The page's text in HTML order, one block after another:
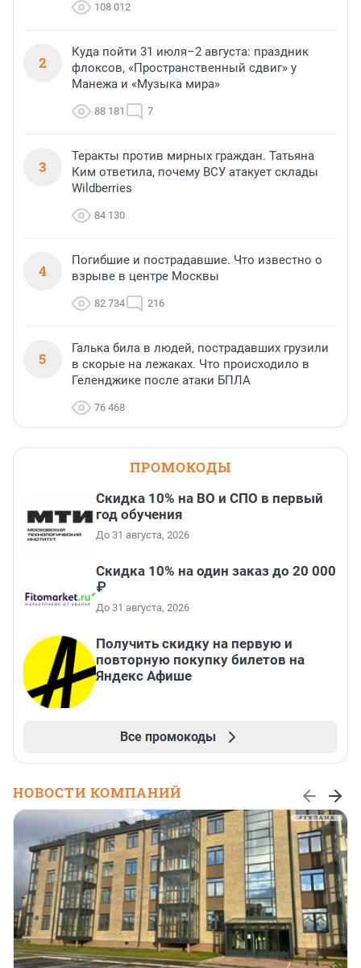
108 012
2
Куда пойти 31 июля–2 августа: праздник
флоксов, «Пространственный сдвиг» у
Манежа и «Музыка мира»
88 181 7
3
Теракты против мирных граждан. Татьяна
Ким ответила, почему ВСУ атакует склады
Wildberries
84 130
4
Погибшие и пострадавшие. Что известно о
взрыве в центре Москвы
82 734 216
5
Галька била в людей, пострадавших грузили
в скорые на лежаках. Что происходило в
Геленджике после атаки БПЛА
76 468
ПРОМОКОДЫ
Скидка 10% на ВО и СПО в первый
год обучения
До 31 августа, 2026
Скидка 10% на один заказ до 20 000
₽
До 31 августа, 2026
Получить скидку на первую и
повторную покупку билетов на
Яндекс Афише
Все промокоды
НОВОСТИ КОМПАНИЙ